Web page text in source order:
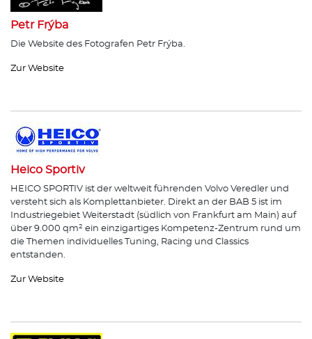
Petr Frýba
Die Website des Fotografen Petr Frýba.
Zur Website
Heico Sportiv
HEICO SPORTIV ist der weltweit führenden Volvo Veredler und
versteht sich als Komplettanbieter. Direkt an der BAB 5 ist im
Industriegebiet Weiterstadt (südlich von Frankfurt am Main) auf
über 9.000 qm² ein einzigartiges Kompetenz-Zentrum rund um
die Themen individuelles Tuning, Racing und Classics
entstanden.
Zur Website